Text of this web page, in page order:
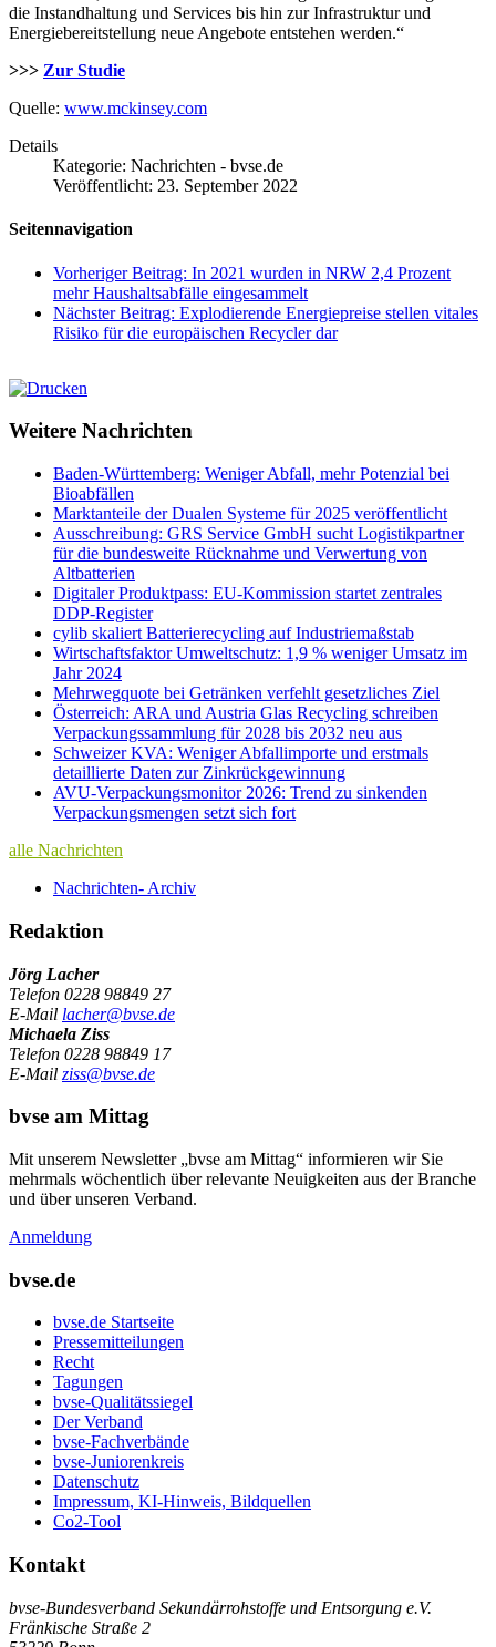
die Instandhaltung und Services bis hin zur Infrastruktur und
Energiebereitstellung neue Angebote entstehen werden.“
>>> Zur Studie
Quelle: www.mckinsey.com
Details
Kategorie: Nachrichten - bvse.de
Veröffentlicht: 23. September 2022
Seitennavigation
Vorheriger Beitrag: In 2021 wurden in NRW 2,4 Prozent
mehr Haushaltsabfälle eingesammelt
Nächster Beitrag: Explodierende Energiepreise stellen vitales
Risiko für die europäischen Recycler dar
Weitere Nachrichten
Baden-Württemberg: Weniger Abfall, mehr Potenzial bei
Bioabfällen
Marktanteile der Dualen Systeme für 2025 veröffentlicht
Ausschreibung: GRS Service GmbH sucht Logistikpartner
für die bundesweite Rücknahme und Verwertung von
Altbatterien
Digitaler Produktpass: EU-Kommission startet zentrales
DDP-Register
cylib skaliert Batterierecycling auf Industriemaßstab
Wirtschaftsfaktor Umweltschutz: 1,9 % weniger Umsatz im
Jahr 2024
Mehrwegquote bei Getränken verfehlt gesetzliches Ziel
Österreich: ARA und Austria Glas Recycling schreiben
Verpackungssammlung für 2028 bis 2032 neu aus
Schweizer KVA: Weniger Abfallimporte und erstmals
detaillierte Daten zur Zinkrückgewinnung
AVU-Verpackungsmonitor 2026: Trend zu sinkenden
Verpackungsmengen setzt sich fort
alle Nachrichten
Nachrichten- Archiv
Redaktion
Jörg Lacher
Telefon 0228 98849 27
E-Mail lacher@bvse.de
Michaela Ziss
Telefon 0228 98849 17
E-Mail ziss@bvse.de
bvse am Mittag
Mit unserem Newsletter „bvse am Mittag“ informieren wir Sie
mehrmals wöchentlich über relevante Neuigkeiten aus der Branche
und über unseren Verband.
Anmeldung
bvse.de
bvse.de Startseite
Pressemitteilungen
Recht
Tagungen
bvse-Qualitätssiegel
Der Verband
bvse-Fachverbände
bvse-Juniorenkreis
Datenschutz
Impressum, KI-Hinweis, Bildquellen
Co2-Tool
Kontakt
bvse-Bundesverband Sekundärrohstoffe und Entsorgung e.V.
Fränkische Straße 2